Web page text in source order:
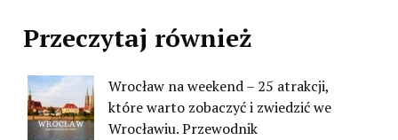
Przeczytaj również
Wrocław na weekend – 25 atrakcji,
które warto zobaczyć i zwiedzić we
Wrocławiu. Przewodnik